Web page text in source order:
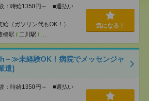
：時給1350円～ ■週払い
（ガソリン代もOK！）
橋駅 / 二川駅 / …
気になる！
～≫未経験OK！病院でメッセンジャ
遣]
：時給1350円～ ■週払い